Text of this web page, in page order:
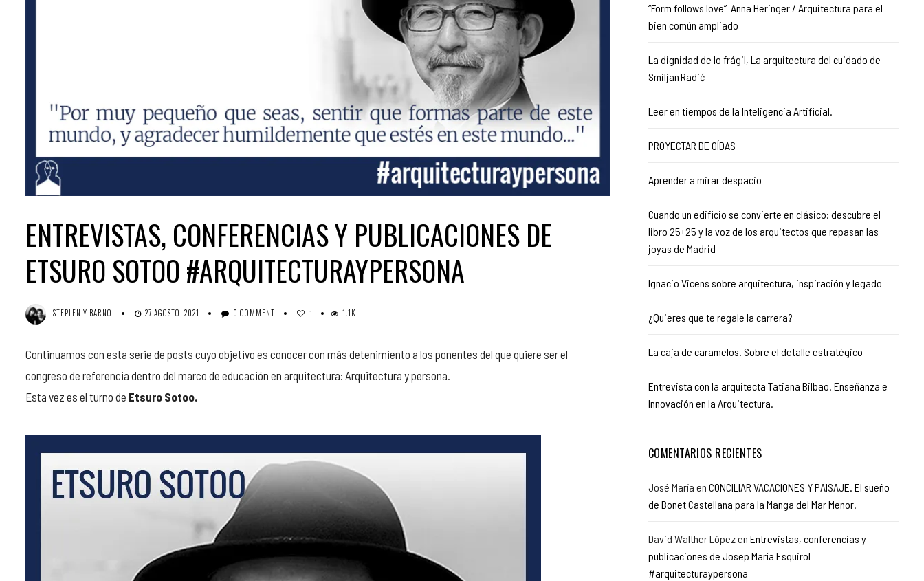
ENTREVISTAS, CONFERENCIAS Y PUBLICACIONES DE
ETSURO SOTOO #ARQUITECTURAYPERSONA
STEPIEN Y BARNO 27 AGOSTO, 2021 0 COMMENT 1 1.1K
Continuamos con esta serie de posts cuyo objetivo es conocer con más detenimiento a los ponentes del que quiere ser el
congreso de referencia dentro del marco de educación en arquitectura: Arquitectura y persona.
Esta vez es el turno de Etsuro Sotoo.
“Form follows love” Anna Heringer / Arquitectura para el
bien común ampliado
La dignidad de lo frágil, La arquitectura del cuidado de
Smiljan Radić
Leer en tiempos de la Inteligencia Artificial.
PROYECTAR DE OÍDAS
Aprender a mirar despacio
Cuando un edificio se convierte en clásico: descubre el
libro 25+25 y la voz de los arquitectos que repasan las
joyas de Madrid
Ignacio Vicens sobre arquitectura, inspiración y legado
¿Quieres que te regale la carrera?
La caja de caramelos. Sobre el detalle estratégico
Entrevista con la arquitecta Tatiana Bilbao. Enseñanza e
Innovación en la Arquitectura.
COMENTARIOS RECIENTES
José María en CONCILIAR VACACIONES Y PAISAJE. El sueño
de Bonet Castellana para la Manga del Mar Menor.
David Walther Lópezen Entrevistas, conferencias y
publicaciones de Josep María Esquirol
#arquitecturaypersona